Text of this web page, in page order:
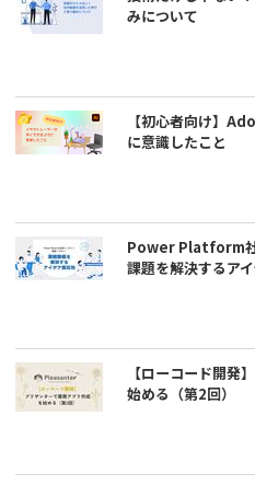
みについて
【初心者向け】
に意識したこと
Power Platform社
課題を解決するア
【ローコード開発
始める（第2回）